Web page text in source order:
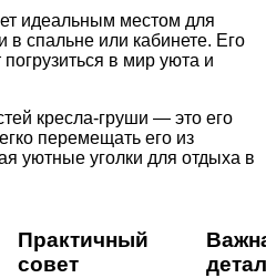
идеальным местом для
в спальне или кабинете. Его
в мир уюта и
кресла-груши — это его
перемещать его из
уютные уголки для отдыха в
Практичный
совет